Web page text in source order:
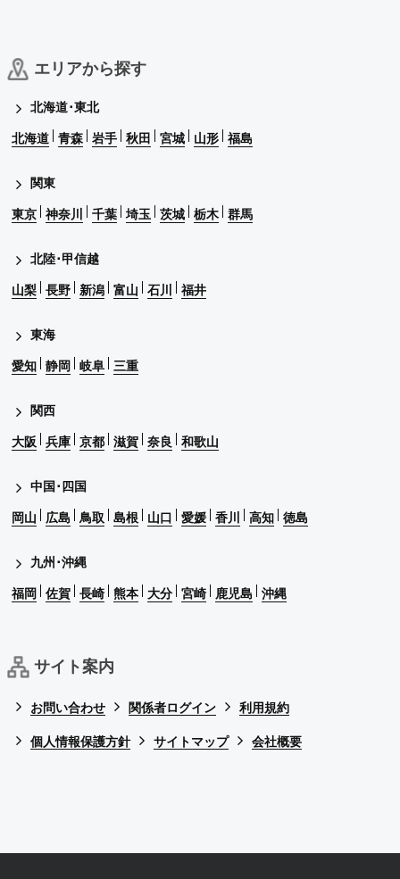
エリアから探す
北海道･東北
北海道 青森 岩手 秋田 宮城 山形 福島
関東
東京 神奈川 千葉 埼玉 茨城 栃木 群馬
北陸･甲信越
山梨 長野 新潟 富山 石川 福井
東海
愛知 静岡 岐阜 三重
関西
大阪 兵庫 京都 滋賀 奈良 和歌山
中国･四国
岡山 広島 鳥取 島根 山口 愛媛 香川 高知 徳島
九州･沖縄
福岡 佐賀 長崎 熊本 大分 宮崎 鹿児島 沖縄
サイト案内
お問い合わせ 関係者ログイン 利用規約
個人情報保護方針 サイトマップ 会社概要